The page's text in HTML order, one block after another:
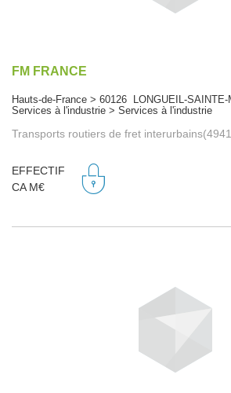
FM FRANCE
Hauts-de-France > 60126 LONGUEIL-SAINTE-
Services à l'industrie > Services à l'industrie
Transports routiers de fret
EFFECTIF
CA M€